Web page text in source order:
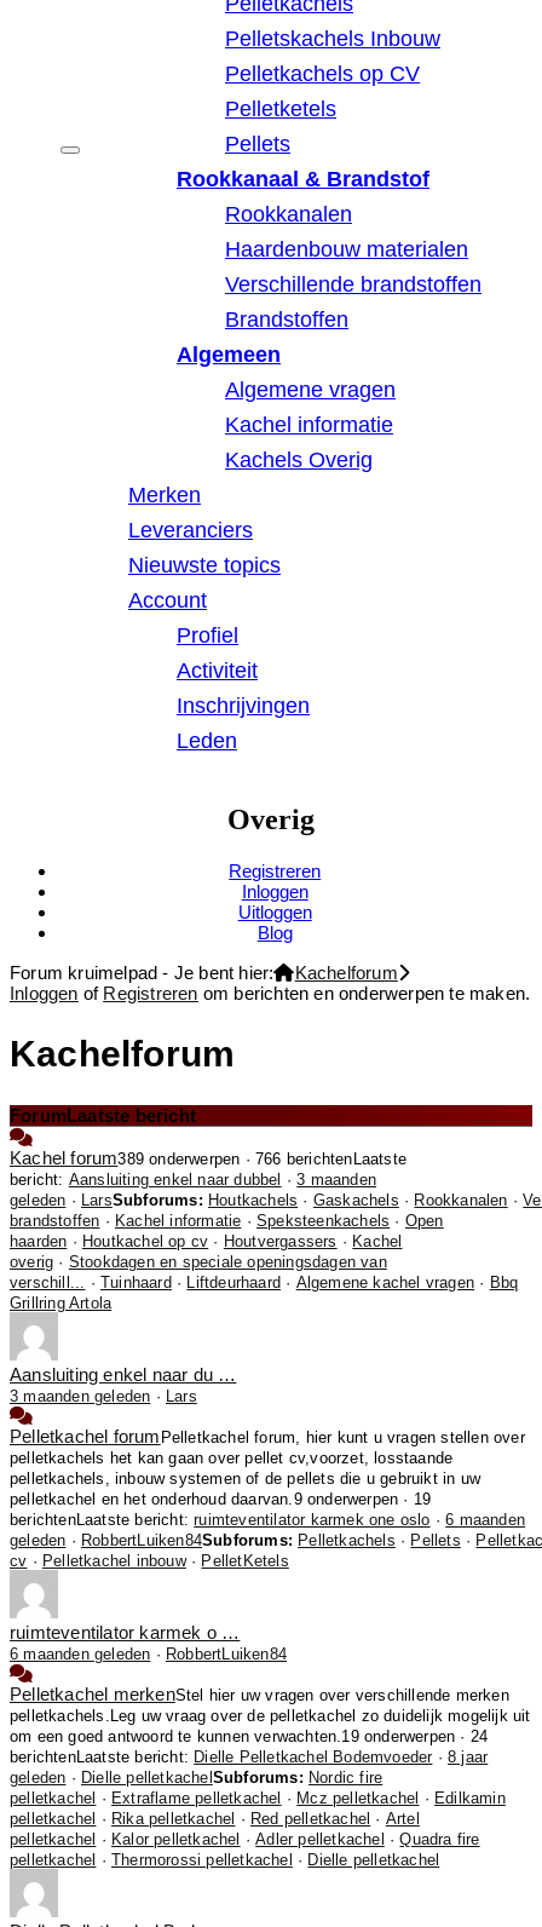
Pelletskachels Inbouw
Pelletkachels op CV
Pelletketels
Pellets
Rookkanaal & Brandstof
Rookkanalen
Haardenbouw materialen
Verschillende brandstoffen
Brandstoffen
Algemeen
Algemene vragen
Kachel informatie
Kachels Overig
Merken
Leveranciers
Nieuwste topics
Account
Profiel
Activiteit
Inschrijvingen
Leden
Overig
Registreren
Inloggen
Uitloggen
Blog
Forum kruimelpad - Je bent hier:
Kachelforum
Inloggen of Registreren om berichten en onderwerpen te maken.
Kachelforum
ForumLaatste bericht
Kachel forum389 onderwerpen · 766 berichten Laatste
bericht: Aansluiting enkel naar dubbel ·3 maanden
geleden · LarsSubforums: Houtkachels · Gaskachels · Rookkanalen ·
brandstoffen · Kachel informatie ·Speksteenkachels · Open
haarden · Houtkachel op cv · Houtvergassers · Kachel
overig · Stookdagen en speciale openingsdagen van
verschill...
·Tuinhaard · Liftdeurhaard · Algemene kachel vragen · Bbq
Grillring Artola
Aansluiting enkel naar du …
3 maanden geleden · Lars
Pelletkachel forum Pelletkachel forum, hier kunt u vragen stellen over
pelletkachels het kan gaan over pellet cv,voorzet, losstaande
pelletkachels, inbouw systemen of de pellets die u gebruikt in uw
pelletkachel en het onderhoud daarvan. 9 onderwerpen · 19
berichtenLaatste bericht:ruimteventilator karmek one oslo ·6 maanden
geleden · RobbertLuiken84Subforums: Pelletkachels · Pellets ·
cv · Pelletkachel inbouw· PelletKetels
ruimteventilator karmek o …
6 maanden geleden · RobbertLuiken84
Pelletkachel merkenStel hier uw vragen over verschillende merken
pelletkachels.Leg uw vraag over de pelletkachel zo duidelijk mogelijk uit
om een goed antwoord te kunnen verwachten. 19 onderwerpen · 24
berichtenLaatste bericht: Dielle Pelletkachel Bodemvoeder·8 jaar
geleden · Dielle pelletkachel Subforums: Nordic fire
pelletkachel
· Extraflame pelletkachel · Mcz pelletkachel · Edilkamin
pelletkachel
· Rika pelletkachel · Red pelletkachel · Artel
pelletkachel
· Kalor pelletkachel ·Adler pelletkachel ·Quadra fire
pelletkachel
·Thermorossi pelletkachel · Dielle pelletkachel